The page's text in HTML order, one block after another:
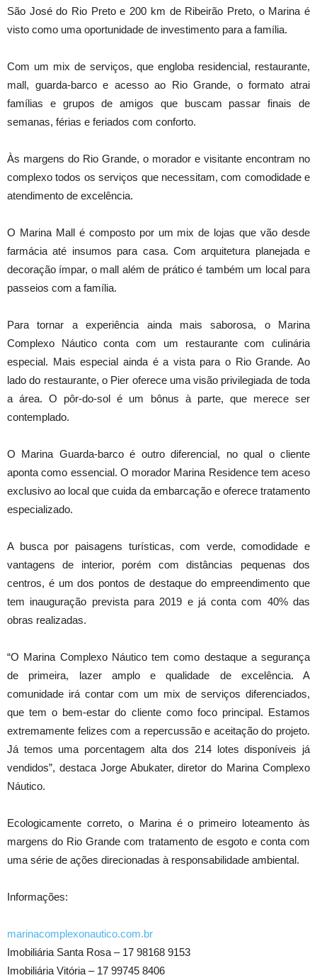
São José do Rio Preto e 200 km de Ribeirão Preto, o Marina é
visto como uma oportunidade de investimento para a família.
Com um mix de serviços, que engloba residencial, restaurante,
mall, guarda-barco e acesso ao Rio Grande, o formato atrai
famílias e grupos de amigos que buscam passar finais de
semanas, férias e feriados com conforto.
Às margens do Rio Grande, o morador e visitante encontram no
complexo todos os serviços que necessitam, com comodidade e
atendimento de excelência.
O Marina Mall é composto por um mix de lojas que vão desde
farmácia até insumos para casa. Com arquitetura planejada e
decoração ímpar, o mall além de prático é também um local para
passeios com a família.
Para tornar a experiência ainda mais saborosa, o Marina
Complexo Náutico conta com um restaurante com culinária
especial. Mais especial ainda é a vista para o Rio Grande. Ao
lado do restaurante, o Pier oferece uma visão privilegiada de toda
a área. O pôr-do-sol é um bônus à parte, que merece ser
contemplado.
O Marina Guarda-barco é outro diferencial, no qual o cliente
aponta como essencial. O morador Marina Residence tem aceso
exclusivo ao local que cuida da embarcação e oferece tratamento
especializado.
A busca por paisagens turísticas, com verde, comodidade e
vantagens de interior, porém com distâncias pequenas dos
centros, é um dos pontos de destaque do empreendimento que
tem inauguração prevista para 2019 e já conta com 40% das
obras realizadas.
“O Marina Complexo Náutico tem como destaque a segurança
de primeira, lazer amplo e qualidade de excelência. A
comunidade irá contar com um mix de serviços diferenciados,
que tem o bem-estar do cliente como foco principal. Estamos
extremamente felizes com a repercussão e aceitação do projeto.
Já temos uma porcentagem alta dos 214 lotes disponíveis já
vendidos”, destaca Jorge Abukater, diretor do Marina Complexo
Náutico.
Ecologicamente correto, o Marina é o primeiro loteamento às
margens do Rio Grande com tratamento de esgoto e conta com
uma série de ações direcionadas à responsabilidade ambiental.
Informações:
marinacomplexonautico.com.br
Imobiliária Santa Rosa – 17 98168 9153
Imobiliária Vitória – 17 99745 8406